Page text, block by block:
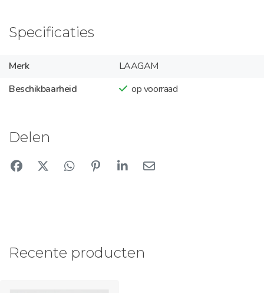
Specificaties
Merk
LAAGAM
Beschikbaarheid
op voorraad
Delen
Recente producten